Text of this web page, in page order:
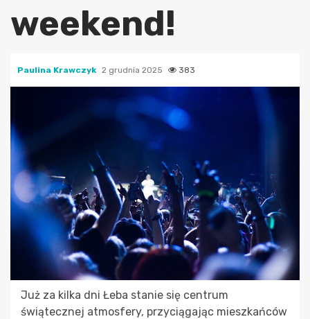
weekend!
Paulina Krawczyk 2 grudnia 2025 383
Już za kilka dni Łeba stanie się centrum
świątecznej atmosfery, przyciągając mieszkańców